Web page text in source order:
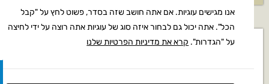
אנו מגישים עוגיות. אם אתה חושב שזה בסדר, פשוט לחץ על "קבל
הכל". אתה יכול גם לבחור איזה סוג של עוגיות אתה רוצה על ידי לחיצה
על "הגדרות".קרא את מדיניות הפרטיות שלנו